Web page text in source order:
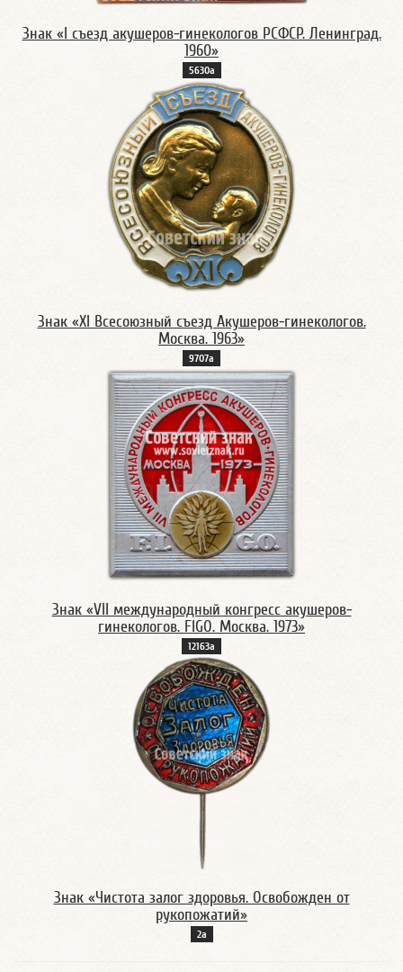
Знак «I съезд акушеров-гинекологов РСФСР. Ленинград.
1960»
5630а
Знак «XI Всесоюзный съезд Акушеров-гинекологов.
Москва. 1963»
9707а
Знак «VII международный конгресс акушеров-
гинекологов. FIGO. Москва. 1973»
12163а
Знак «Чистота залог здоровья. Освобожден от
рукопожатий»
2а